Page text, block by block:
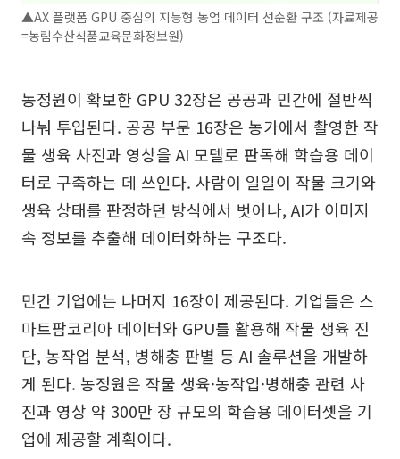
▲AX 플랫폼 GPU 중심의 지능형 농업 데이터 선순환 구조 (자료제공
=농림수산식품교육문화정보원)
농정원이 확보한 GPU 32장은 공공과 민간에 절반씩
나눠 투입된다. 공공 부문 16장은 농가에서 촬영한 작
물 생육 사진과 영상을 AI 모델로 판독해 학습용 데이
터로 구축하는 데 쓰인다. 사람이 일일이 작물 크기와
생육 상태를 판정하던 방식에서 벗어나, AI가 이미지
속 정보를 추출해 데이터화하는 구조다.
민간 기업에는 나머지 16장이 제공된다. 기업들은 스
마트팜코리아 데이터와 GPU를 활용해 작물 생육 진
단, 농작업 분석, 병해충 판별 등 AI 솔루션을 개발하
게 된다. 농정원은 작물 생육·농작업·병해충 관련 사
진과 영상 약 300만 장 규모의 학습용 데이터셋을 기
업에 제공할 계획이다.